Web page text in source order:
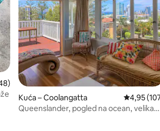
ocjena: 4,9/5, recenzija: 148
Kuća – Coolangatta Prosječna
4,95
Queenslander, pogled na ocean, velika